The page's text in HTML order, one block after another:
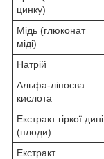
цинку)
Мідь (глюконат
міді)
Натрій
Альфа-ліпоєва
кислота
Екстракт гіркої дині
(плоди)
Екстракт